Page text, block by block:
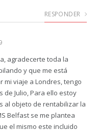
RESPONDER
agradecerte toda la
y que me está
mi viaje a Londres, tengo
Julio, Para ello estoy
al objeto de rentabilizar la
Belfast se me plantea
el mismo este incluido